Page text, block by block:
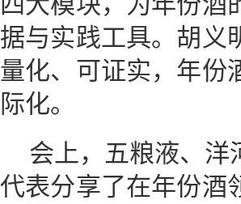
据与实践工具。胡义
量化、可证实，年份
际化。
会上，五粮液、洋
代表分享了在年份酒